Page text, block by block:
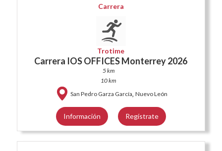
Carrera
Trotime
Carrera IOS OFFICES Monterrey 2026
5 km
10 km
San Pedro Garza García, Nuevo León
Información Regístrate